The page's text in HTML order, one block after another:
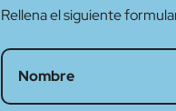
Rellena el siguiente